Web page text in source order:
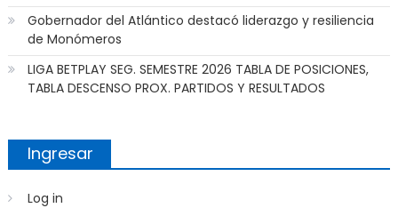
Gobernador del Atlántico destacó liderazgo y resiliencia
de Monómeros
LIGA BETPLAY SEG. SEMESTRE 2026 TABLA DE POSICIONES,
TABLA DESCENSO PROX. PARTIDOS Y RESULTADOS
Ingresar
Log in